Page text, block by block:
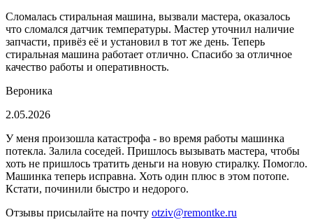
Сломалась стиральная машина, вызвали мастера, оказалось
что сломался датчик температуры. Мастер уточнил наличие
запчасти, привёз её и установил в тот же день. Теперь
стиральная машина работает отлично. Спасибо за отличное
качество работы и оперативность.
Вероника
2.05.2026
У меня произошла катастрофа - во время работы машинка
потекла. Залила соседей. Пришлось вызывать мастера, чтобы
хоть не пришлось тратить деньги на новую стиралку. Помогло.
Машинка теперь исправна. Хоть один плюс в этом потопе.
Кстати, починили быстро и недорого.
Отзывы присылайте на почту otziv@remontke.ru